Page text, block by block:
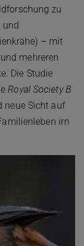
zu
– mit
mehreren
Die Studie
Royal Society B
neue Sicht auf
im